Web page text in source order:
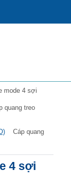
mode 4 sợi
quang treo
Cáp quang
4 sợi